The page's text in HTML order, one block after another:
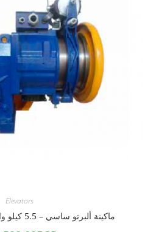
Elevators
ماكينة ألبرتو ساسي – 5.5 كيلو وات – 800 ك – إيطالي